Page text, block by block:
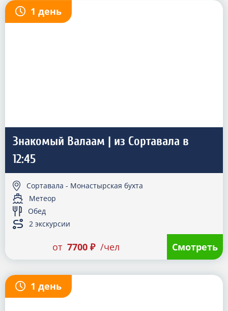
Знакомый Валаам | из Сортавала в
12:45
Сортавала - Монастырская бухта
Метеор
Обед
2 экскурсии
от 7700 ₽ /чел Смотреть
1 день
1 день